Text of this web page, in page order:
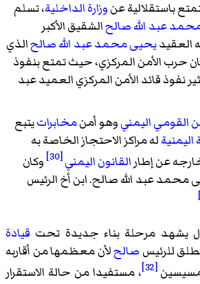
باستقلالية عنوزارة الداخلية، تسلم
عبد الله صالحالشقيق الأكبر
العقيديحيى محمد عبد الله صالحالذي
حرب الأمن المركزي، حيث تمتع بنفوذ
نفوذ قائد الأمن المركزي العميدعبد
القومي اليمنيوهو أمنمخابراتيتبع
له مراكز الاحتجاز الخاصة به
عن إطارالقانون اليمني[30]
وكان
محمد عبد الله صالح. ابن أخ الرئيس
يشهد مرحلة بناء جديدة تحت قيادة
للرئيس صالحلأن معظمها من أقاربه
مسيسين[32]
، مستفيدا من حالة الاستقرار